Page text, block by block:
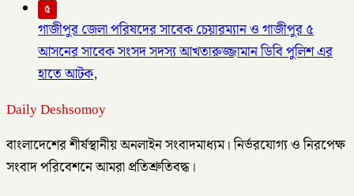
৫
গাজীপুর জেলা পরিষদের সাবেক চেয়ারম্যান ও গাজীপুর ৫
আসনের সাবেক সংসদ সদস্য আখতারুজ্জামান ডিবি পুলিশ এর
হাতে আটক,
Daily Deshsomoy
বাংলাদেশের শীর্ষস্থানীয় অনলাইন সংবাদমাধ্যম। নির্ভরযোগ্য ও নিরপেক্ষ
সংবাদ পরিবেশনে আমরা প্রতিশ্রুতিবদ্ধ।